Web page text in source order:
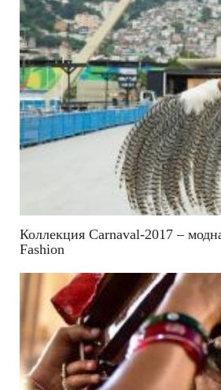
Коллекция Carnaval-2017 –
Fashion